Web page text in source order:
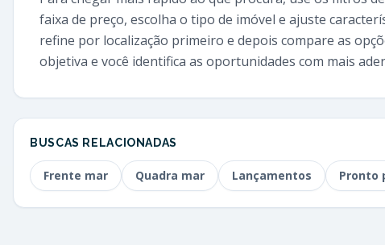
faixa de preço, escolha o tipo de imóvel e ajuste
refine por localização primeiro e depois compare as
objetiva e você identifica as oportunidades com mais
BUSCAS RELACIONADAS
Frente mar Quadra mar Lançamentos Pronto